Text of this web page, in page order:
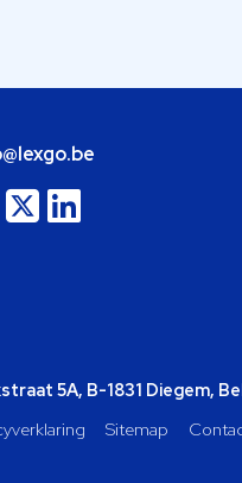
5A, B-1831 Diegem,
Sitemap